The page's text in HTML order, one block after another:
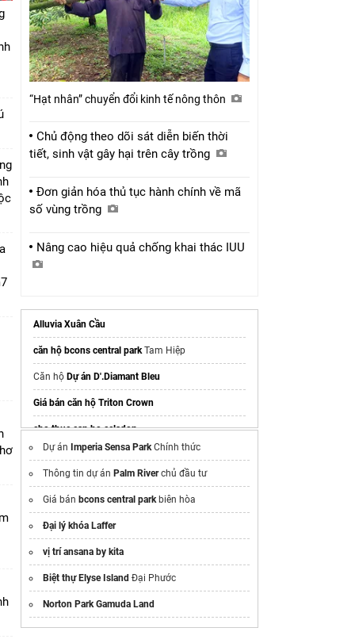
“Hạt nhân” chuyển đổi kinh tế nông thôn
Chủ động theo dõi sát diễn biến thời
tiết, sinh vật gây hại trên cây trồng
Đơn giản hóa thủ tục hành chính về mã
số vùng trồng
Nâng cao hiệu quả chống khai thác IUU
Alluvia Xuân Cầu
căn hộ bcons central parkTam Hiệp
Căn hộ Dự án D'.Diamant Bleu
Giá bán căn hộ Triton Crown
cho thue can ho celadon
nệm lò xo bán chạy
sửa nhà trọn gói tại hà nội
Thông tin mua bán căn hộ
thủ thiêm
dự án khu phức hợp compound
tầng
Căn hộ Bcons Central Park
Dự án Imperia Sensa ParkChính thức
Thông tin dự án Palm Riverchủ đầu tư
Giá bán bcons central parkbiên hòa
Đại lý khóa Laffer
vị trí ansana by kita
Biệt thự Elyse Island Đại Phước
Norton Park Gamuda Land